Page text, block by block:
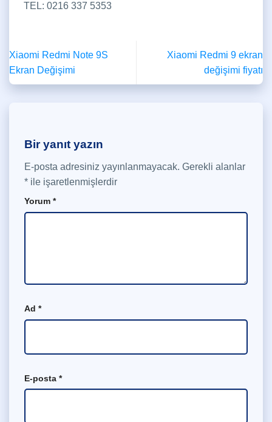
TEL: 0216 337 5353
Xiaomi Redmi Note 9S
Ekran Değişimi
Xiaomi Redmi 9 ekran
değişimi fiyatı
Bir yanıt yazın
E-posta adresiniz yayınlanmayacak. Gerekli alanlar
* ile işaretlenmişlerdir
Yorum *
Ad *
E-posta *